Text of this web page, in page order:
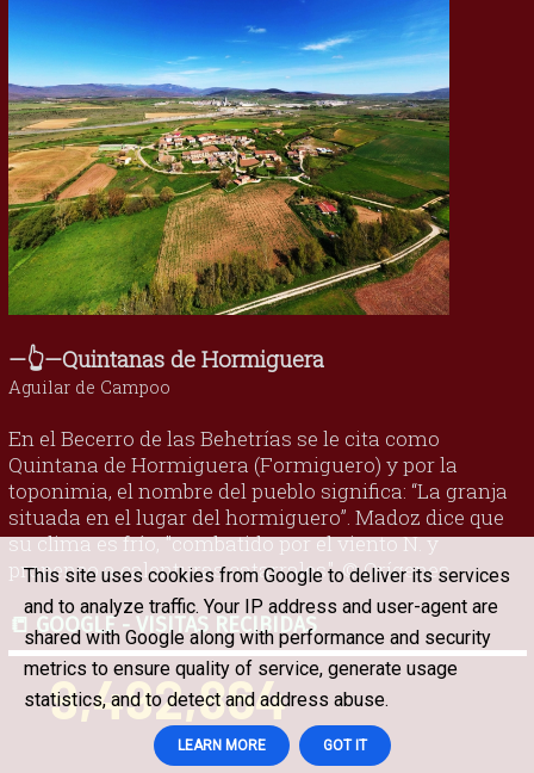
—👆—Quintanas de Hormiguera
Aguilar de Campoo
En el Becerro de las Behetrías se le cita como
Quintana de Hormiguera (Formiguero) y por la
toponimia, el nombre del pueblo significa: “La granja
situada en el lugar del hormiguero”. Madoz dice que
su clima es frío, "combatido por el viento N. y
propenso a calenturas catarrales". © Orígenes
📒 GOOGLE - VISITAS RECIBIDAS
9,492,864
This site uses cookies from Google to deliver its services
and to analyze traffic. Your IP address and user-agent are
shared with Google along with performance and security
metrics to ensure quality of service, generate usage
statistics, and to detect and address abuse.
LEARN MORE GOT IT